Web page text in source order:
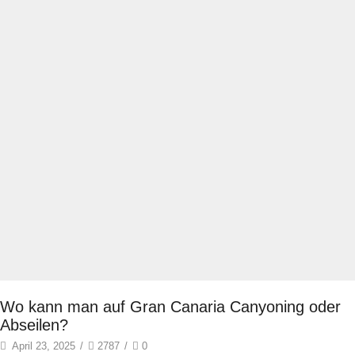
Wo kann man auf Gran Canaria Canyoning oder
Abseilen?
April 23, 2025 / 2787 / 0